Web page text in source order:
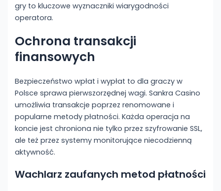
gry to kluczowe wyznaczniki wiarygodności
operatora.
Ochrona transakcji
finansowych
Bezpieczeństwo wpłat i wypłat to dla graczy w
Polsce sprawa pierwszorzędnej wagi. Sankra Casino
umożliwia transakcje poprzez renomowane i
popularne metody płatności. Każda operacja na
koncie jest chroniona nie tylko przez szyfrowanie SSL,
ale też przez systemy monitorujące niecodzienną
aktywność.
Wachlarz zaufanych metod płatności